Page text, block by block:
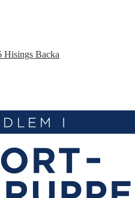
Hisings Backa